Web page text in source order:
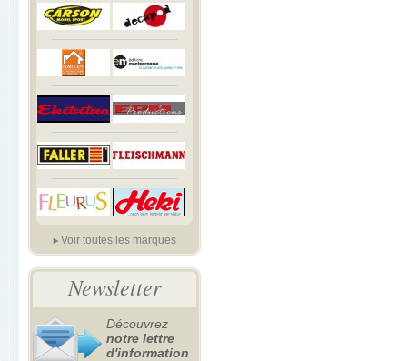
Voir toutes les marques
Newsletter
Découvrez
notre lettre
d'information